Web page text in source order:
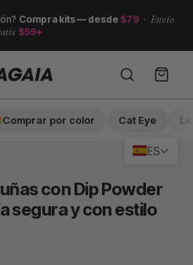
Compra kits — desde $79· Envío
$59+
Search
Comprar por color Cat Eye
con Dip Powder
segura y con estilo
ES